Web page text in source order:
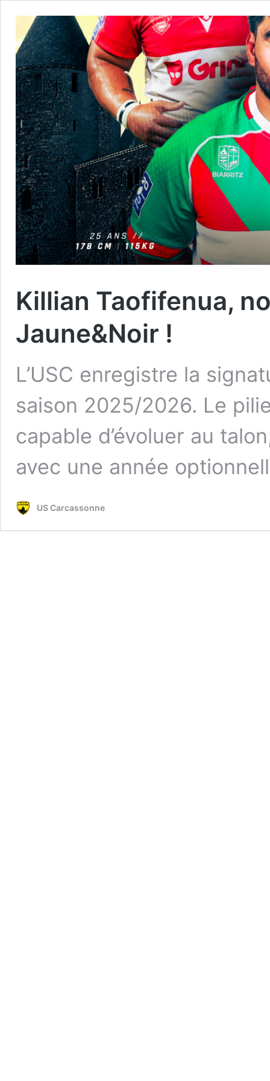
Killian Taofifenua,
Jaune&Noir !
L’USC enregistre la
saison 2025/2026. Le
capable d’évoluer au
avec une année
US Carcassonne